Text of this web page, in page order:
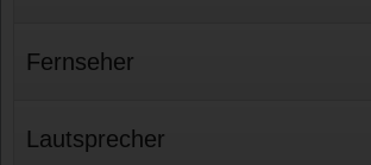
Fernseher
Lautsprecher